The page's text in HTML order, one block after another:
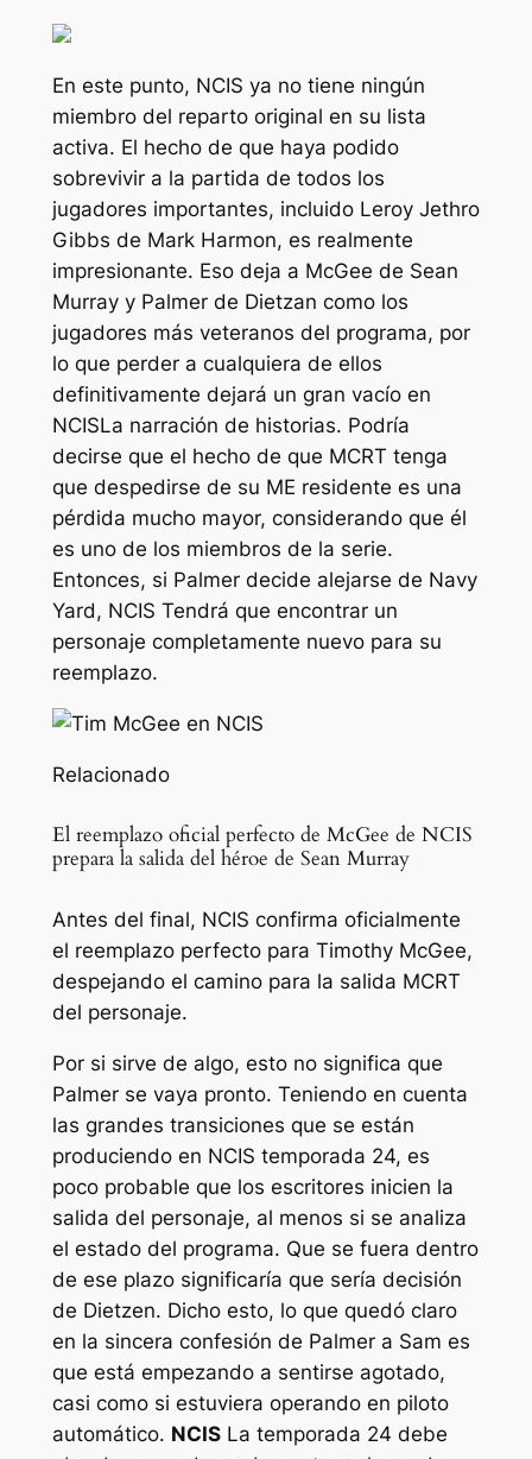
En este punto, NCIS ya no tiene ningún
miembro del reparto original en su lista
activa. El hecho de que haya podido
sobrevivir a la partida de todos los
jugadores importantes, incluido Leroy Jethro
Gibbs de Mark Harmon, es realmente
impresionante. Eso deja a McGee de Sean
Murray y Palmer de Dietzan como los
jugadores más veteranos del programa, por
lo que perder a cualquiera de ellos
definitivamente dejará un gran vacío en
NCISLa narración de historias. Podría
decirse que el hecho de que MCRT tenga
que despedirse de su ME residente es una
pérdida mucho mayor, considerando que él
es uno de los miembros de la serie.
Entonces, si Palmer decide alejarse de Navy
Yard, NCIS Tendrá que encontrar un
personaje completamente nuevo para su
reemplazo.
Relacionado
El reemplazo oficial perfecto de McGee de NCIS
prepara la salida del héroe de Sean Murray
Antes del final, NCIS confirma oficialmente
el reemplazo perfecto para Timothy McGee,
despejando el camino para la salida MCRT
del personaje.
Por si sirve de algo, esto no significa que
Palmer se vaya pronto. Teniendo en cuenta
las grandes transiciones que se están
produciendo en NCIS temporada 24, es
poco probable que los escritores inicien la
salida del personaje, al menos si se analiza
el estado del programa. Que se fuera dentro
de ese plazo significaría que sería decisión
de Dietzen. Dicho esto, lo que quedó claro
en la sincera confesión de Palmer a Sam es
que está empezando a sentirse agotado,
casi como si estuviera operando en piloto
automático. NCISLa temporada 24 debe